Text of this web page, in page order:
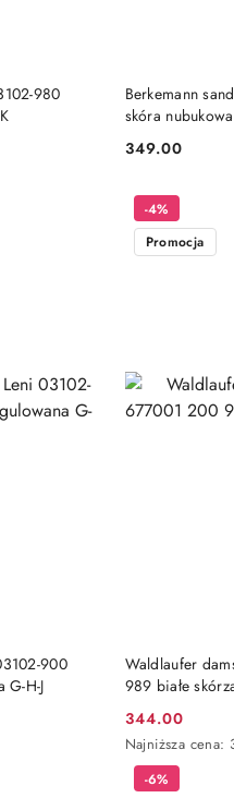
980
Berkemann
skóra
Cena:
349.00
900
G-H-J
Waldlaufer
989 białe
Cena
promocyjna:
344.00
Najniższa
cena
Najniższa cena:
-4%
Promocja
-6%